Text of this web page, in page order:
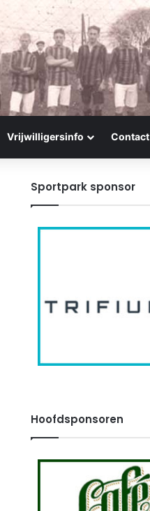
Vrijwilligersinfo Contact
Sportpark sponsor
Hoofdsponsoren